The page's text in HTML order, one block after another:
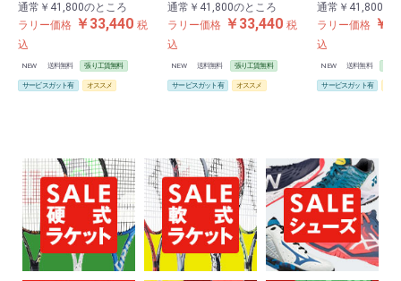
通常 ￥41,800のところ
ラリー価格 ￥33,440 税
込
NEW 送料無料 張り工賃無料
サービスガット有 オススメ
通常 ￥41,800のところ
ラリー価格 ￥33,440税
込
NEW 送料無料 張り工賃無料
サービスガット有 オススメ
通常 ￥41,800
ラリー価格 ￥
込
NEW 送料無料
サービスガット有